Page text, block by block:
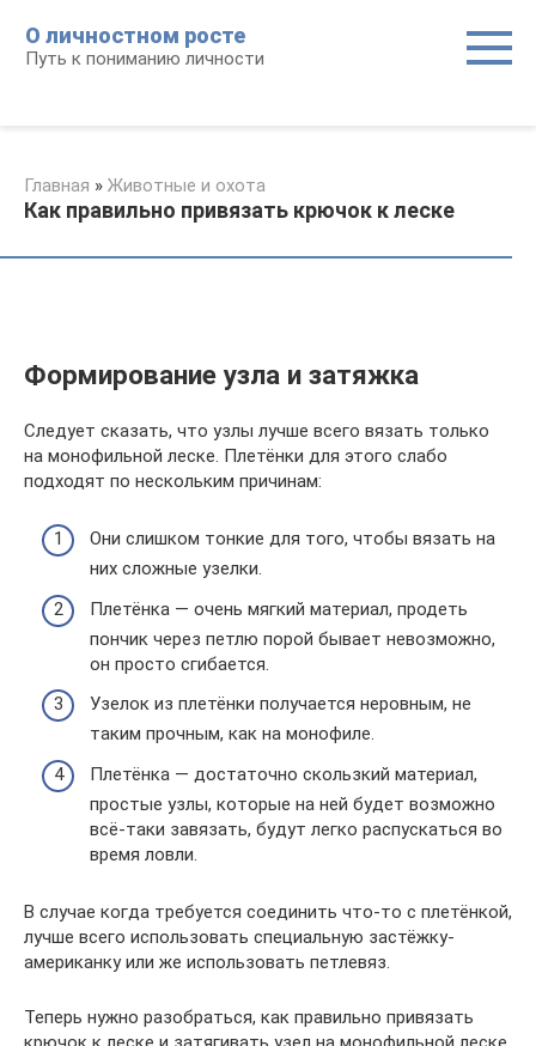
контенту
О личностном росте
Путь к пониманию личности
Главная » Животные и охота
Как правильно привязать крючок к леске
Формирование узла и затяжка
Следует сказать, что узлы лучше всего вязать только
на монофильной леске. Плетёнки для этого слабо
подходят по нескольким причинам:
Они слишком тонкие для того, чтобы вязать на
них сложные узелки.
Плетёнка — очень мягкий материал, продеть
пончик через петлю порой бывает невозможно,
он просто сгибается.
Узелок из плетёнки получается неровным, не
таким прочным, как на монофиле.
Плетёнка — достаточно скользкий материал,
простые узлы, которые на ней будет возможно
всё-таки завязать, будут легко распускаться во
время ловли.
В случае когда требуется соединить что-то с плетёнкой,
лучше всего использовать специальную застёжку-
американку или же использовать петлевяз.
Теперь нужно разобраться, как правильно привязать